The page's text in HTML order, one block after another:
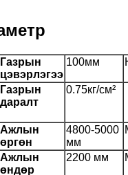
Газрын
цэвэрлэгээ
100мм
Газрын
даралт
0.75кг/см²
Ажлын
өргөн
4800-5000
мм
Ажлын
өндөр
2200 мм